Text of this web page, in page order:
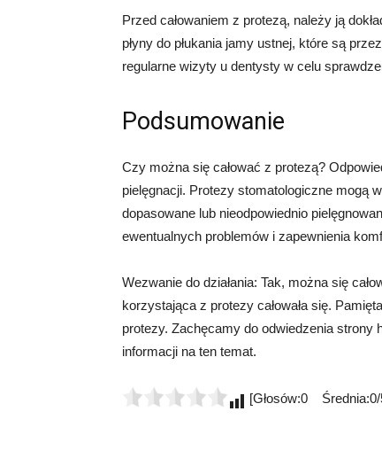
Przed całowaniem z protezą, należy ją
płyny do płukania jamy ustnej, które są
regularne wizyty u dentysty w celu
Podsumowanie
Czy można się całować z protezą?
pielęgnacji. Protezy stomatologiczne mogą
dopasowane lub nieodpowiednio
ewentualnych problemów i zapewnienia
Wezwanie do działania: Tak, można się
korzystająca z protezy całowała się.
protezy. Zachęcamy do odwiedzenia strony
informacji na ten temat.
[Głosów:0 Średnia:0/